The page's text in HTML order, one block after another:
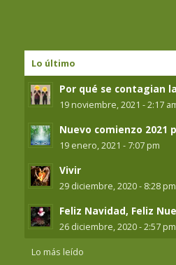
Lo último
Por qué se contagian
19 noviembre, 2021 - 2:17
Nuevo comienzo 2021
19 enero, 2021 - 7:07 pm
Vivir
29 diciembre, 2020 - 8:28 pm
Feliz Navidad, Feliz
26 diciembre, 2020 - 2:57 pm
Lo más leído